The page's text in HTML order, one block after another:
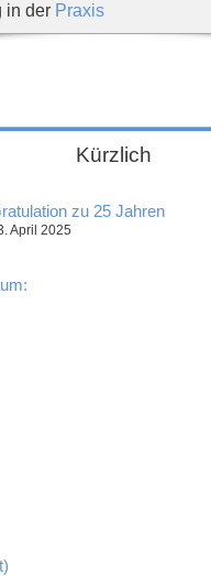
in der Praxis
Kürzlich
zu 25 Jahren
April 2025